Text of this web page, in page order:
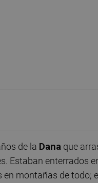
de la Dana que
Estaban enterrados
en montañas de todo;